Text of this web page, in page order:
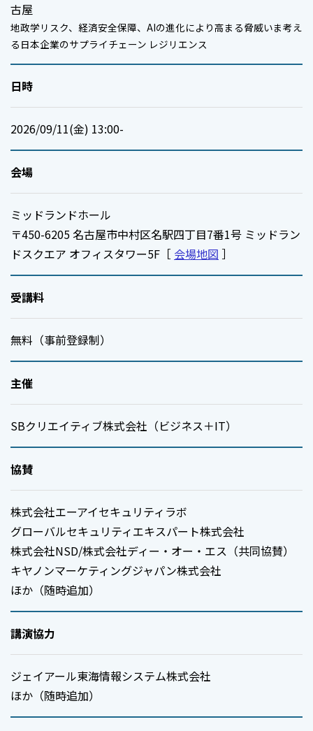
古屋
地政学リスク、経済安全保障、AIの進化により高まる脅威いま考え
る日本企業のサプライチェーン レジリエンス
日時
2026/09/11(金) 13:00-
会場
ミッドランドホール
〒450-6205 名古屋市中村区名駅四丁目7番1号 ミッドラン
ドスクエア オフィスタワー5F［ 会場地図 ］
受講料
無料（事前登録制）
主催
SBクリエイティブ株式会社（ビジネス＋IT）
協賛
株式会社エーアイセキュリティラボ
グローバルセキュリティエキスパート株式会社
株式会社NSD/株式会社ディー・オー・エス（共同協賛）
キヤノンマーケティングジャパン株式会社
ほか（随時追加）
講演協力
ジェイアール東海情報システム株式会社
ほか（随時追加）